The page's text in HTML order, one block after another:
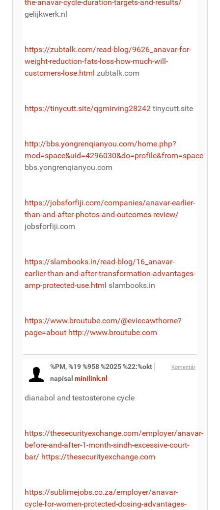
the-anavar-cycle-duration-targets-and-results/
gelijkwerk.nl
https://zubtalk.com/read-blog/9626_anavar-for-
weight-reduction-fats-loss-how-much-will-
customers-lose.html zubtalk.com
https://tinycutt.site/qgmirving28242 tinycutt.site
http://bbs.yongrenqianyou.com/home.php?
mod=space&uid=4296030&do=profile&from=space
bbs.yongrenqianyou.com
https://jobsforfiji.com/companies/anavar-earlier-
than-and-after-photos-and-outcomes-review/
jobsforfiji.com
https://slambooks.in/read-blog/16_anavar-
earlier-than-and-after-transformation-advantages-
amp-protected-use.html slambooks.in
https://www.broutube.com/@eviecawthorne?
page=about http://www.broutube.com
Komentár
%PM, %19 %958 %2025 %22:%okt
napísal minilink.nl
dianabol and testosterone cycle
https://thesecurityexchange.com/employer/anavar-
before-and-after-1-month-sindh-excessive-court-
bar/ https://thesecurityexchange.com
https://sublimejobs.co.za/employer/anavar-
cycle-for-women-protected-dosing-advantages-